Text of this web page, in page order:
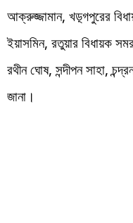
আক্রুজ্জামান, খড়্গপুরের
ইয়াসমিন, রতুয়ার বিধায়ক
রথীন ঘোষ, সন্দীপন সাহা,
জানা।